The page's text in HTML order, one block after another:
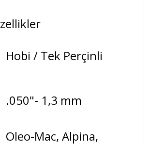
Hobi / Tek Perçinli
.050"- 1,3 mm
Oleo-Mac, Alpina,